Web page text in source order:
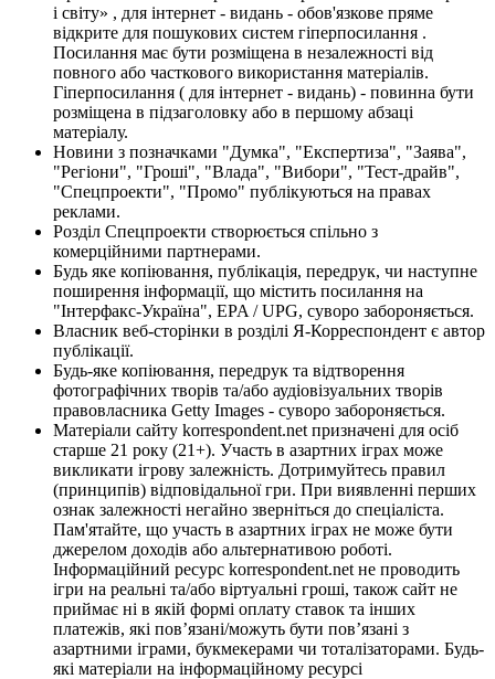
і світу» , для інтернет - видань - обов'язкове пряме
відкрите для пошукових систем гіперпосилання .
Посилання має бути розміщена в незалежності від
повного або часткового використання матеріалів.
Гіперпосилання ( для інтернет - видань) - повинна бути
розміщена в підзаголовку або в першому абзаці
матеріалу.
Новини з позначками "Думка", "Експертиза", "Заява",
"Регіони", "Гроші", "Влада", "Вибори", "Тест-драйв",
"Спецпроекти", "Промо" публікуються на правах
реклами.
Розділ Спецпроекти створюється спільно з
комерційними партнерами.
Будь яке копіювання, публікація, передрук, чи наступне
поширення інформації, що містить посилання на
"Інтерфакс-Україна", EPA / UPG, суворо забороняється.
Власник веб-сторінки в розділі Я-Корреспондент є автор
публікації.
Будь-яке копіювання, передрук та відтворення
фотографічних творів та/або аудіовізуальних творів
правовласника Getty Images - суворо забороняється.
Матеріали сайту korrespondent.net призначені для осіб
старше 21 року (21+). Участь в азартних іграх може
викликати ігрову залежність. Дотримуйтесь правил
(принципів) відповідальної гри. При виявленні перших
ознак залежності негайно зверніться до спеціаліста.
Пам'ятайте, що участь в азартних іграх не може бути
джерелом доходів або альтернативою роботі.
Інформаційний ресурс korrespondent.net не проводить
ігри на реальні та/або віртуальні гроші, також сайт не
приймає ні в якій формі оплату ставок та інших
платежів, які пов’язані/можуть бути пов’язані з
азартними іграми, букмекерами чи тоталізаторами. Будь-
які матеріали на інформаційному ресурсі